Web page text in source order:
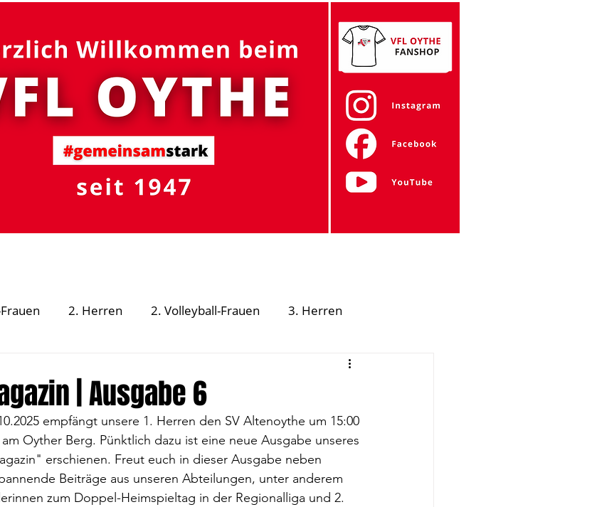
2. Herren 2. Volleyball-Frauen 3. Herren
Jugend Alte Herren Gymnastik Turnen
1. Fußball Frauen Volleyball Jugend Volleyball U14
| Ausgabe 6
empfängt unsere 1. Herren den SV Altenoythe um 15:00
Oyther Berg. Pünktlich dazu ist eine neue Ausgabe unseres
erschienen. Freut euch in dieser Ausgabe neben
Beiträge aus unseren Abteilungen, unter anderem
zum Doppel-Heimspieltag in der Regionalliga und 2.